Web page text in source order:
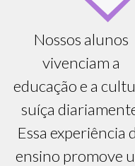
Nossos alunos
vivenciam a
educação e a
suíça
Essa experiência
ensino promove